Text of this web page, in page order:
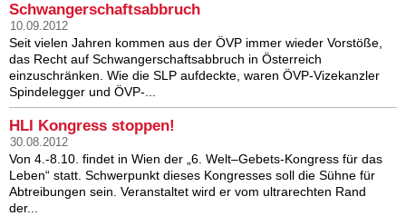
Schwangerschaftsabbruch
10.09.2012
Seit vielen Jahren kommen aus der ÖVP immer wieder Vorstöße,
das Recht auf Schwangerschaftsabbruch in Österreich
einzuschränken. Wie die SLP aufdeckte, waren ÖVP-Vizekanzler
Spindelegger und ÖVP-...
HLI Kongress stoppen!
30.08.2012
Von 4.-8.10. findet in Wien der „6. Welt–Gebets-Kongress für das
Leben“ statt. Schwerpunkt dieses Kongresses soll die Sühne für
Abtreibungen sein. Veranstaltet wird er vom ultrarechten Rand
der...